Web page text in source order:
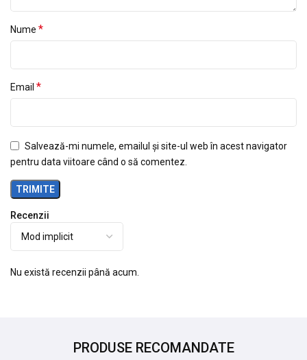
Recenzii
Nu există recenzii până acum.
Nume *
Email *
Salvează-mi numele, emailul și site-ul web în acest navigator
pentru data viitoare când o să comentez.
PRODUSE RECOMANDATE